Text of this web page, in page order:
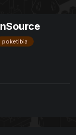
poketibia